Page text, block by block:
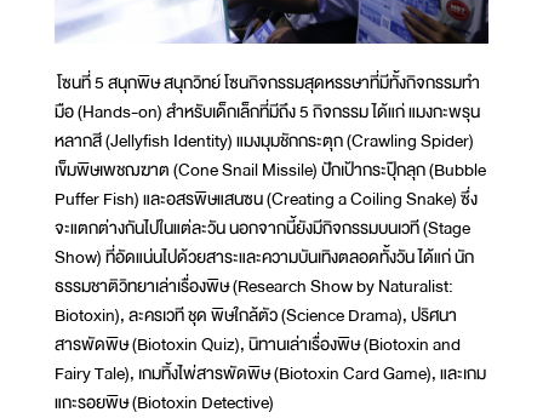
โซนที่ 5 สนุกพิษ สนุกวิทย์ โซนกิจกรรมสุดหรรษาที่มีทั้งกิจกรรมทำ
มือ (Hands-on) สำหรับเด็กเล็กที่มีถึง 5 กิจกรรม ได้แก่ แมงกะพรุน
หลากสี (Jellyfish Identity) แมงมุมชักกระตุก (Crawling Spider)
เข็มพิษเพชฌฆาต (Cone Snail Missile) ปักเป้ากระปุ๊กลุก (Bubble
Puffer Fish) และอสรพิษแสนซน (Creating a Coiling Snake) ซึ่ง
จะแตกต่างกันไปในแต่ละวัน นอกจากนี้ยังมีกิจกรรมบนเวที (Stage
Show) ที่อัดแน่นไปด้วยสาระและความบันเทิงตลอดทั้งวัน ได้แก่ นัก
ธรรมชาติวิทยาเล่าเรื่องพิษ (Research Show by Naturalist:
Biotoxin), ละครเวที ชุด พิษใกล้ตัว (Science Drama), ปริศนา
สารพัดพิษ (Biotoxin Quiz), นิทานเล่าเรื่องพิษ (Biotoxin and
Fairy Tale), เกมทิ้งไพ่สารพัดพิษ (Biotoxin Card Game), และเกม
แกะรอยพิษ (Biotoxin Detective)